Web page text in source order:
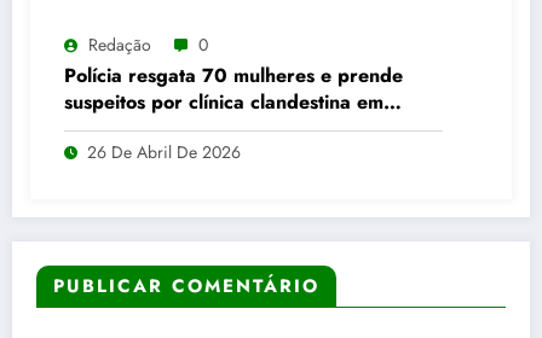
Redação 0
Polícia resgata 70 mulheres e prende
suspeitos por clínica clandestina em
Abadia de Goiás
26 De Abril De 2026
PUBLICAR COMENTÁRIO